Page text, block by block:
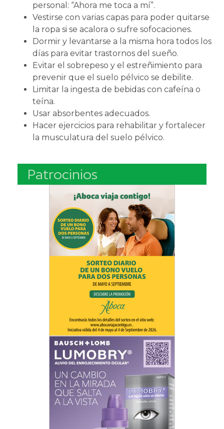
personal: “Ahora me toca a mí”.
Vestirse con varias capas para poder quitarse
la ropa si se acalora o sufre sofocaciones.
Dormir y levantarse a la misma hora todos los
días para evitar trastornos del sueño.
Evitar el sobrepeso y el estreñimiento para
prevenir que el suelo pélvico se debilite.
Limitar la ingesta de bebidas con cafeína o
teína.
Usar absorbentes adecuados.
Hacer ejercicios para rehabilitar y fortalecer
la musculatura del suelo pélvico.
Patrocinios